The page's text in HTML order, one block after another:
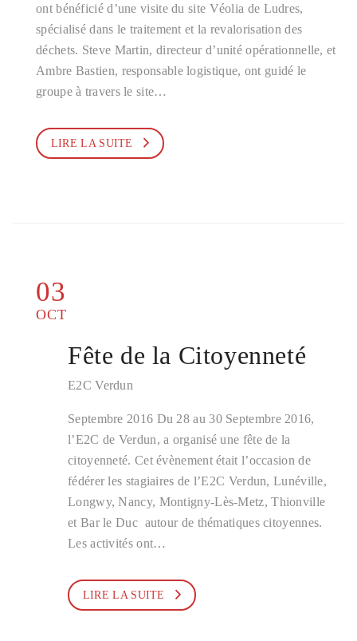
ont bénéficié d’une visite du site Véolia de Ludres,
spécialisé dans le traitement et la revalorisation des
déchets. Steve Martin, directeur d’unité opérationnelle, et
Ambre Bastien, responsable logistique, ont guidé le
groupe à travers le site…
LIRE LA SUITE
03
OCT
Fête de la Citoyenneté
E2C Verdun
Septembre 2016 Du 28 au 30 Septembre 2016,
l’E2C de Verdun, a organisé une fête de la
citoyenneté. Cet évènement était l’occasion de
fédérer les stagiaires de l’E2C Verdun, Lunéville,
Longwy, Nancy, Montigny-Lès-Metz, Thionville
et Bar le Duc autour de thématiques citoyennes.
Les activités ont…
LIRE LA SUITE